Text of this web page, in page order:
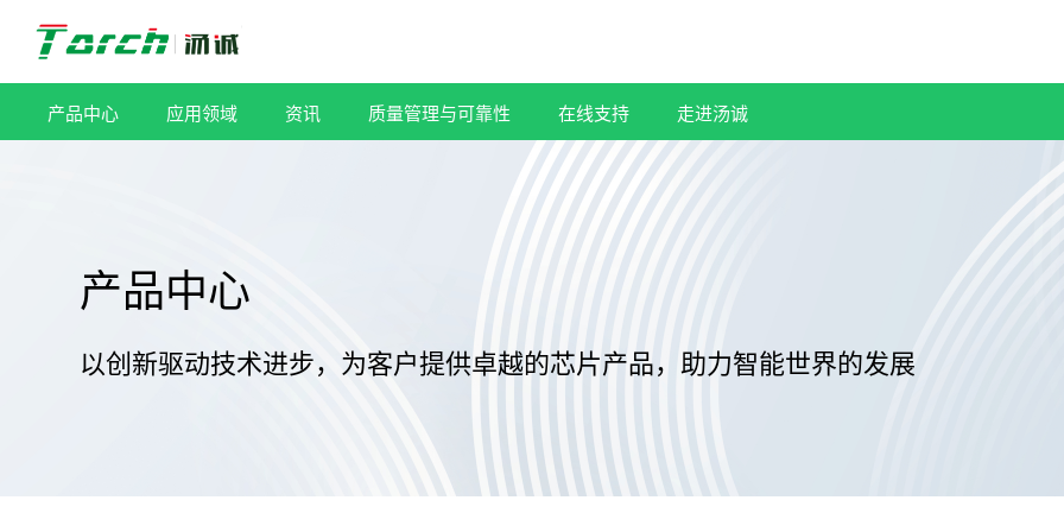
跳
过
内
产品中心 应用领域 资讯 质量管理与可靠性 在线支持 走进汤诚
产品中心
以创新驱动技术进步，为客户提供卓越的芯片产品，助力智能世界的发展